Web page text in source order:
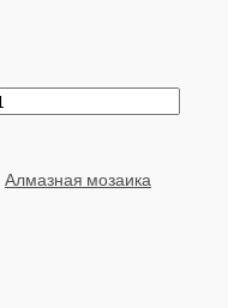
Алмазная мозаика